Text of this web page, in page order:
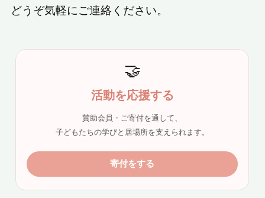
どうぞ気軽にご連絡ください。